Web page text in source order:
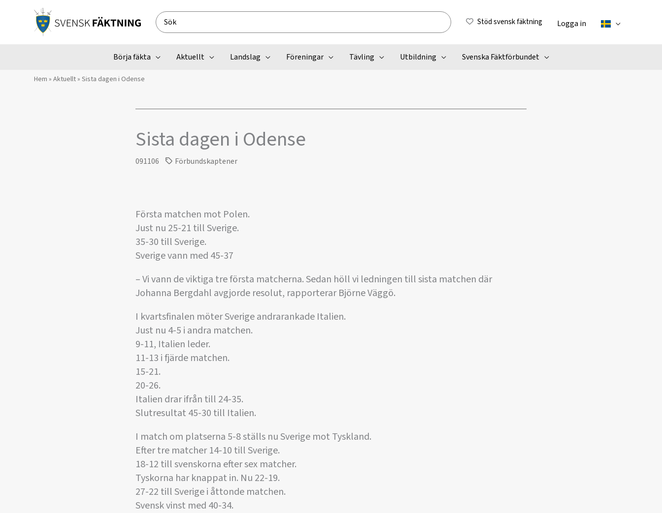
Search
for:
Stöd svensk fäktning Logga in
Börja fäkta Aktuellt Landslag Föreningar Tävling Utbildning Svenska Fäktförbundet
Hem » Aktuellt» Sista dagen i Odense
Sista dagen i Odense
091106 Förbundskaptener
Första matchen mot Polen.
Just nu 25-21 till Sverige.
35-30 till Sverige.
Sverige vann med 45-37
– Vi vann de viktiga tre första matcherna. Sedan höll vi ledningen till sista matchen där
Johanna Bergdahl avgjorde resolut, rapporterar Björne Väggö.
I kvartsfinalen möter Sverige andrarankade Italien.
Just nu 4-5 i andra matchen.
9-11, Italien leder.
11-13 i fjärde matchen.
15-21.
20-26.
Italien drar ifrån till 24-35.
Slutresultat 45-30 till Italien.
I match om platserna 5-8 ställs nu Sverige mot Tyskland.
Efter tre matcher 14-10 till Sverige.
18-12 till svenskorna efter sex matcher.
Tyskorna har knappat in. Nu 22-19.
27-22 till Sverige i åttonde matchen.
Svensk vinst med 40-34.